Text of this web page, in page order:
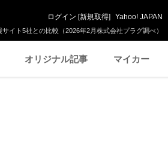
イト5社との比較（2026年2月株式会社プラグ調べ）
ログイン [新規取得] Yahoo! JAPAN
オリジナル記事 マイカー